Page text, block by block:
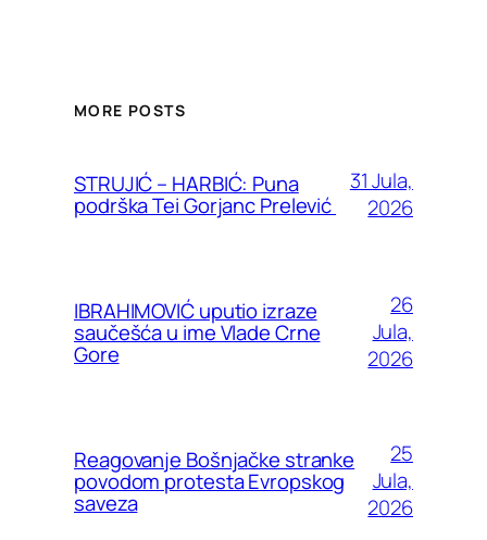
MORE POSTS
STRUJIĆ – HARBIĆ: Puna
podrška Tei Gorjanc Prelević
31 Jula,
2026
IBRAHIMOVIĆ uputio izraze
saučešća u ime Vlade Crne
Gore
26
Jula,
2026
Reagovanje Bošnjačke stranke
povodom protesta Evropskog
saveza
25
Jula,
2026